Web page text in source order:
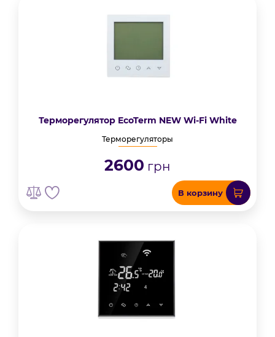
Терморегулятор EcoTerm NEW Wi-Fi White
Терморегуляторы
2600 грн
В корзину